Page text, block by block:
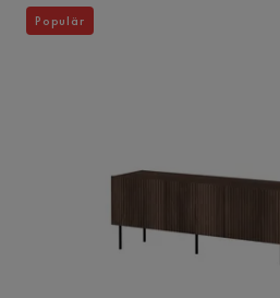
Populär